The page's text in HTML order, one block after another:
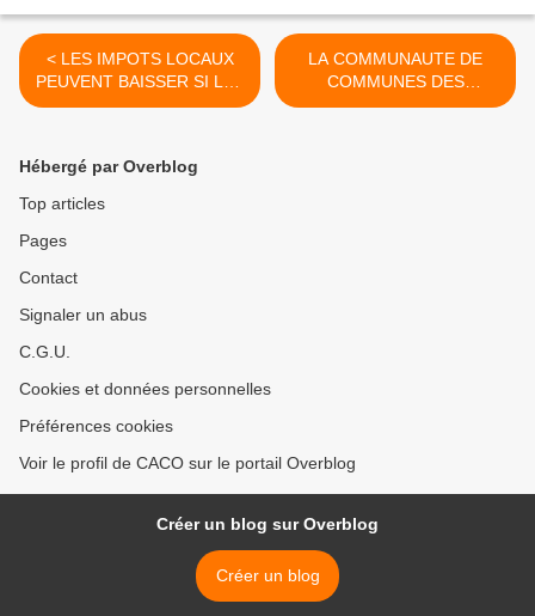
< LES IMPOTS LOCAUX
PEUVENT BAISSER SI LES
ELUS OSENT ET GERENT
LA COMMUNAUTE DE
COMMUNES DES
OLONNES EST-ELLE
Hébergé par Overblog
Top articles
Pages
Contact
Signaler un abus
C.G.U.
Cookies et données personnelles
Préférences cookies
Voir le profil de CACO sur le portail Overblog
Créer un blog sur Overblog
Créer un blog